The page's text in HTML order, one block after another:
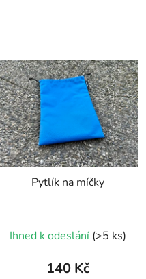
Pytlík na míčky
Ihned k odeslání (>5 ks)
140 Kč